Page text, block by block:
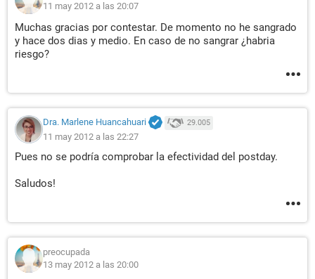
11 may 2012 a las 20:07
Muchas gracias por contestar. De momento no he sangrado
y hace dos dias y medio. En caso de no sangrar ¿habria
riesgo?
Dra. Marlene Huancahuari 29.005
11 may 2012 a las 22:27
Pues no se podría comprobar la efectividad del postday.
Saludos!
preocupada
13 may 2012 a las 20:00